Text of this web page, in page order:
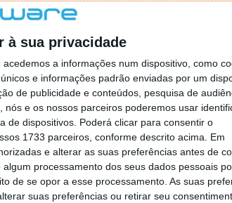
à sua privacidade
a informações num dispositivo, como
e informações padrão enviadas por um
de publicidade e conteúdos, pesquisa de
nós e os nossos parceiros poderemos usar
de dispositivos. Poderá clicar para consentir o
1733 parceiros, conforme descrito acima. Em
e alterar as suas preferências antes de
processamento dos seus dados pessoais
de se opor a esse processamento. As suas
suas preferências ou retirar seu
Pedro Simões